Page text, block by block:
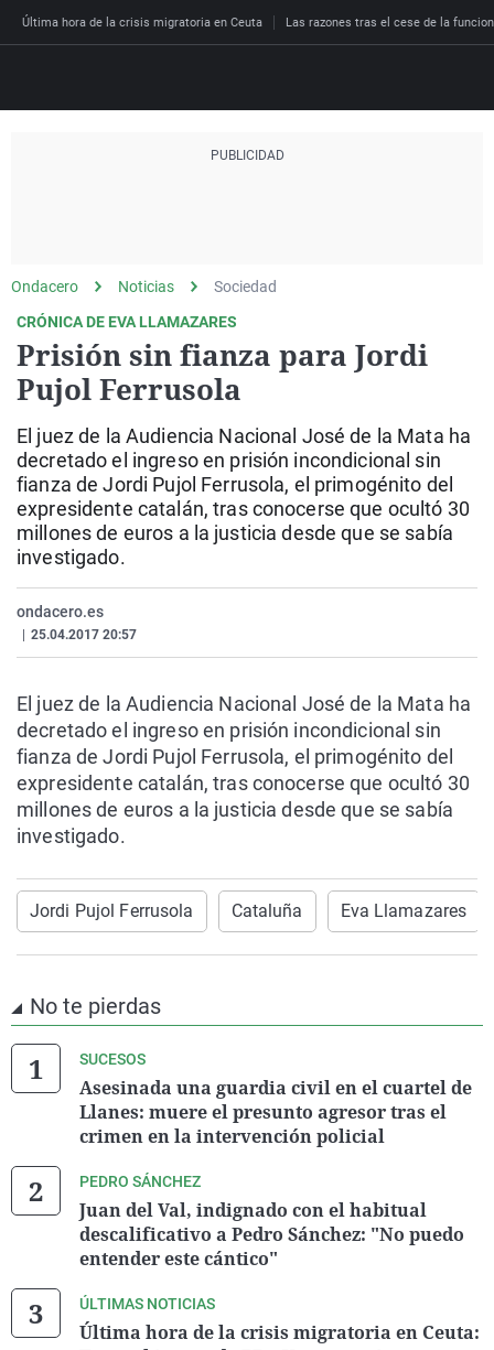
Última hora de la crisis migratoria en Ceuta Las razones tras el cese de la
La brújula
Radioestadio noche
El colegio invisible
La rosa de los vientos
Gente viajera
Como el perro y el
El viaje del Guernica
Prohibido morirse
Esto no ha pasado
Caso
Retornados
Equipo de
España
Cantabria
Comunidad de Madrid
Comunitat Valenciana
Extremadura
Galicia
La Rioja
Economía
Deportes
Motor
El tiempo
Cultura
Gastronomía
Medio ambiente
Virales
Televisión
Elecciones
Ondacero Noticias
Sociedad
CRÓNICA DE EVA LLAMAZARES
Prisión sin fianza para Jordi
Pujol Ferrusola
El juez de la Audiencia Nacional José de la Mata ha
decretado el ingreso en prisión incondicional sin
fianza de Jordi Pujol Ferrusola, el primogénito del
expresidente catalán, tras conocerse que ocultó 30
millones de euros a la justicia desde que se sabía
investigado.
ondacero.es
25.04.2017 20:57
El juez de la Audiencia Nacional José de la Mata ha
decretado el ingreso en prisión incondicional sin
fianza de Jordi Pujol Ferrusola, el primogénito del
expresidente catalán, tras conocerse que ocultó 30
millones de euros a la justicia desde que se sabía
investigado.
Jordi Pujol Ferrusola Cataluña Eva Llamazares
No te pierdas
SUCESOS
Asesinada una guardia civil en el cuartel de
Llanes: muere el presunto agresor tras el
crimen en la intervención policial
PEDRO SÁNCHEZ
Juan del Val, indignado con el habitual
descalificativo a Pedro Sánchez: "No puedo
entender este cántico"
ÚLTIMAS NOTICIAS
Última hora de la crisis migratoria en Ceuta: